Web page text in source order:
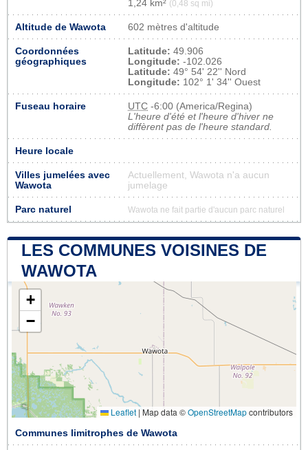
1,24 km² (0,48 sq mi)
Altitude de Wawota 602 mètres d'altitude
Coordonnées
géographiques
Latitude: 49.906
Longitude: -102.026
Latitude: 49° 54' 22'' Nord
Longitude: 102° 1' 34'' Ouest
Fuseau horaire UTC -6:00 (America/Regina)
L'heure d'été et l'heure d'hiver ne
diffèrent pas de l'heure standard.
Heure locale
Villes jumelées avec
Wawota
Actuellement, Wawota n'a aucun
jumelage
Parc naturel Wawota ne fait partie d'aucun parc naturel
LES COMMUNES VOISINES DE
WAWOTA
+
−
Leaflet | Map data ©OpenStreetMapcontributors
Communes limitrophes de Wawota